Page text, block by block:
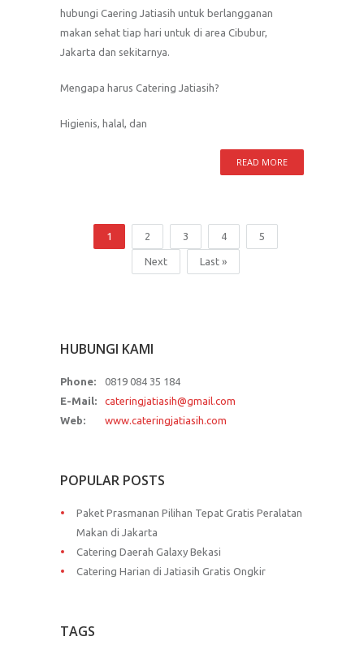
hubungi Caering Jatiasih untuk berlangganan
makan sehat tiap hari untuk di area Cibubur,
Jakarta dan sekitarnya.
Mengapa harus Catering Jatiasih?
Higienis, halal, dan
READ MORE
1 2 3 4 5
Next Last »
HUBUNGI KAMI
Phone:
0819 084 35 184
E-Mail:
cateringjatiasih@gmail.com
Web:
www.cateringjatiasih.com
POPULAR POSTS
Paket Prasmanan Pilihan Tepat Gratis Peralatan
Makan di Jakarta
Catering Daerah Galaxy Bekasi
Catering Harian di Jatiasih Gratis Ongkir
TAGS